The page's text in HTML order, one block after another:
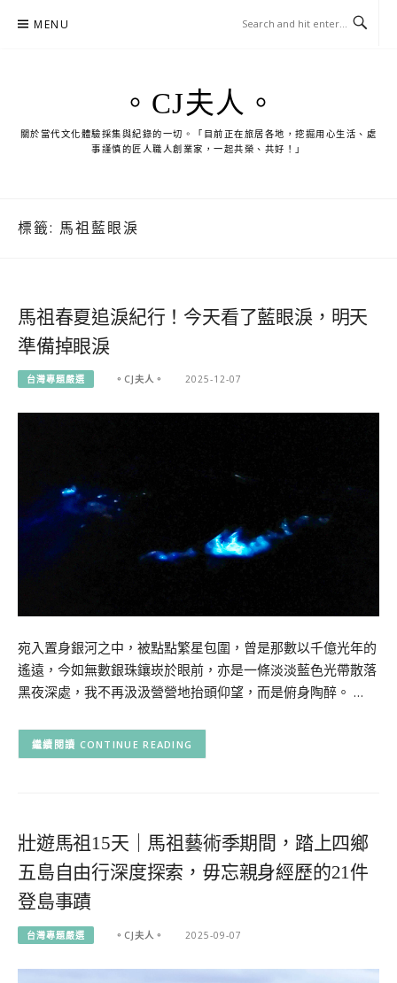
MENU
。CJ夫人。
關於當代文化體驗採集與紀錄的一切。「目前正在旅居各地，挖掘用心生活、處
事謹慎的匠人職人創業家，一起共榮、共好！」
標籤: 馬祖藍眼淚
馬祖春夏追淚紀行！今天看了藍眼淚，明天
準備掉眼淚
台灣專題嚴選 。CJ夫人。 2025-12-07
宛入置身銀河之中，被點點繁星包圍，曾是那數以千億光年的
遙遠，今如無數銀珠鑲崁於眼前，亦是一條淡淡藍色光帶散落
黑夜深處，我不再汲汲營營地抬頭仰望，而是俯身陶醉。 …
CONTINUE READING
壯遊馬祖15天｜馬祖藝術季期間，踏上四鄉
五島自由行深度探索，毋忘親身經歷的21件
登島事蹟
台灣專題嚴選 。CJ夫人。 2025-09-07